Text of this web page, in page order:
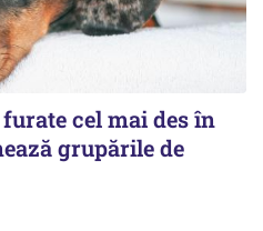
cel mai des în
grupările de